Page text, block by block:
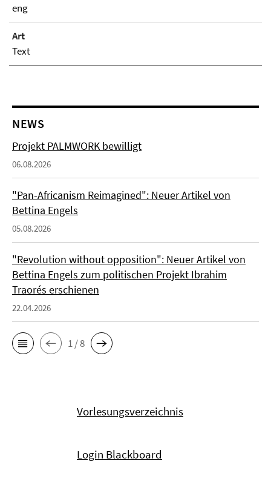
eng
Art
Text
NEWS
Projekt PALMWORK bewilligt
06.08.2026
"Pan-Africanism Reimagined": Neuer Artikel von
Bettina Engels
05.08.2026
"Revolution without opposition": Neuer Artikel von
Bettina Engels zum politischen Projekt Ibrahim
Traorés erschienen
22.04.2026
1 / 8
Vorlesungsverzeichnis
Login Blackboard